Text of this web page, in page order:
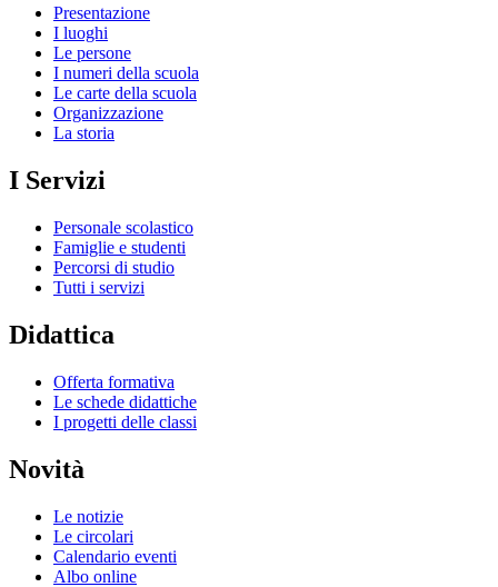
Presentazione
I luoghi
Le persone
I numeri della scuola
Le carte della scuola
Organizzazione
La storia
I Servizi
Personale scolastico
Famiglie e studenti
Percorsi di studio
Tutti i servizi
Didattica
Offerta formativa
Le schede didattiche
I progetti delle classi
Novità
Le notizie
Le circolari
Calendario eventi
Albo online